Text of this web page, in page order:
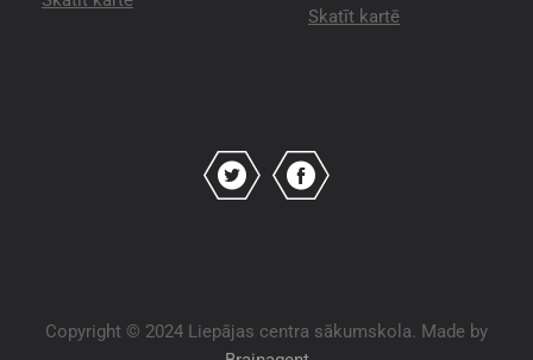
Skatīt kartē
Copyright © 2024 Liepājas centra sākumskola. Made by